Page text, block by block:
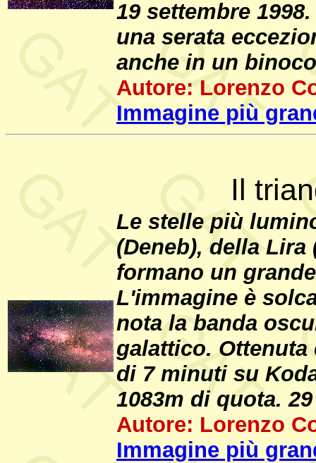
19 settembre
una serata
anche in un
Autore: Lorenzo
Immagine più
Il
Le stelle più
(Deneb), della
formano un
L'immagine è
nota la banda
galattico.
di 7 minuti su
1083m di quota.
Autore: Lorenzo
Immagine più